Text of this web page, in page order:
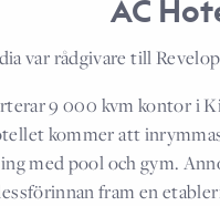
AC
var rådgivare till
9 000 kvm kontor i
kommer att
med pool och gym.
fram en